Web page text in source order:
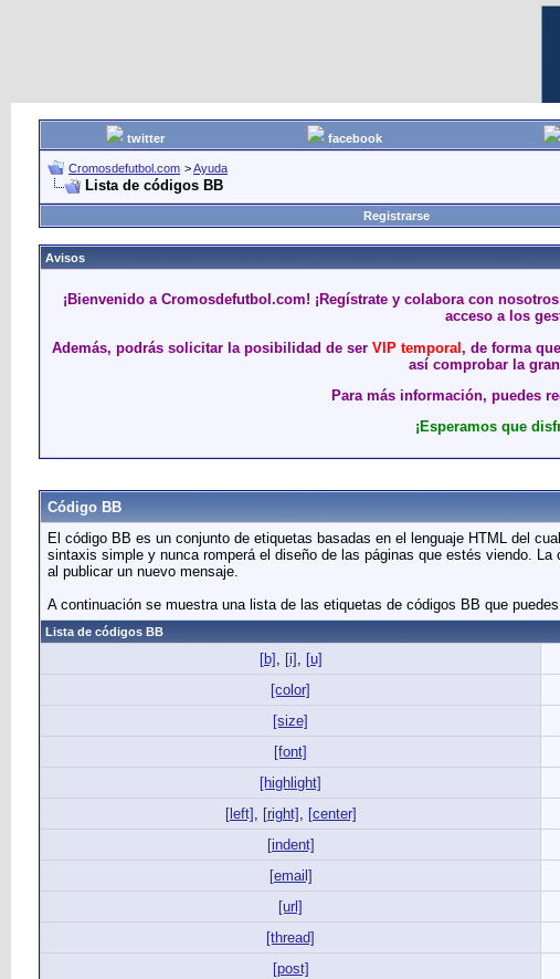
twitter facebook
Cromosdefutbol.com >Ayuda
Lista de códigos BB
Registrarse
Avisos
¡Bienvenido a Cromosdefutbol.com! ¡Regístrate y colabora con
acceso a los
Además, podrás solicitar la posibilidad de ser VIP temporal, de forma
así comprobar la
Para más información, puedes
¡Esperamos que
Código BB
El código BB es un conjunto de etiquetas basadas en el lenguaje HTML del
sintaxis simple y nunca romperá el diseño de las páginas que estés viendo.
al publicar un nuevo mensaje.
A continuación se muestra una lista de las etiquetas de códigos BB que
Lista de códigos BB
[b] , [i] , [u]
[color]
[size]
[font]
[highlight]
[left] , [right] , [center]
[indent]
[email]
[url]
[thread]
[post]